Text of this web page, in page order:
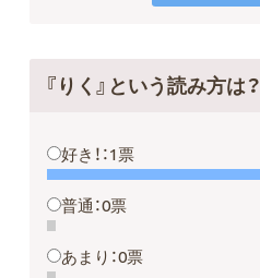
『りく』という読み方は？
好き！：1票
普通：0票
あまり：0票